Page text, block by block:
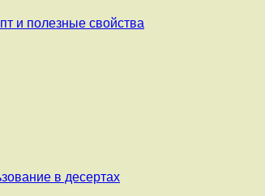
и полезные свойства
в десертах